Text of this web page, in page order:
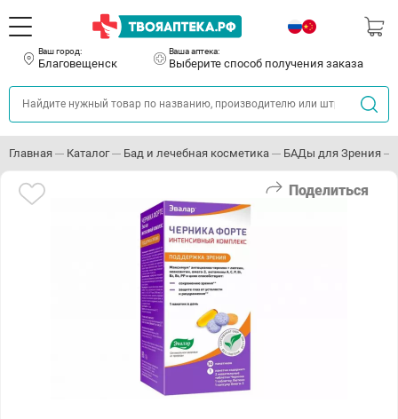
Ваш город:
Благовещенск
Ваша аптека:
Выберите способ получения заказа
Главная Каталог Бад и лечебная косметика БАДы для Зрения
Поделиться